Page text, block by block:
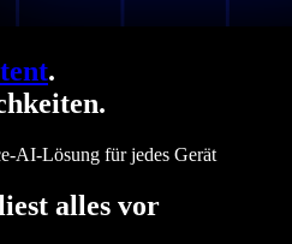
.
AI-Lösung für jedes Gerät
alles vor